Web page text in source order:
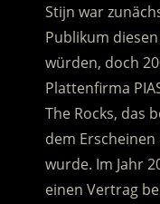
Stijn war
Publikum
würden, doch
Plattenfirma
The Rocks, das
dem
wurde. Im Jahr
einen Vertrag